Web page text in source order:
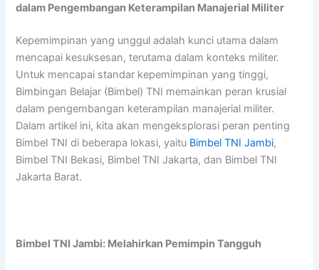
dalam Pengembangan Keterampilan Manajerial Militer
Kepemimpinan yang unggul adalah kunci utama dalam
mencapai kesuksesan, terutama dalam konteks militer.
Untuk mencapai standar kepemimpinan yang tinggi,
Bimbingan Belajar (Bimbel) TNI memainkan peran krusial
dalam pengembangan keterampilan manajerial militer.
Dalam artikel ini, kita akan mengeksplorasi peran penting
Bimbel TNI di beberapa lokasi, yaitu Bimbel TNI Jambi,
Bimbel TNI Bekasi, Bimbel TNI Jakarta, dan Bimbel TNI
Jakarta Barat.
Bimbel TNI Jambi: Melahirkan Pemimpin Tangguh